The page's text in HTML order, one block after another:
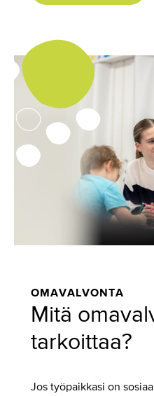
OMAVALVONTA
Mitä
tarkoittaa?
Jos työpaikkasi on